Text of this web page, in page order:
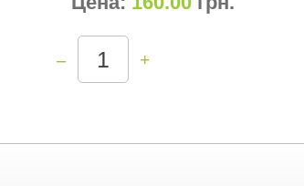
– +